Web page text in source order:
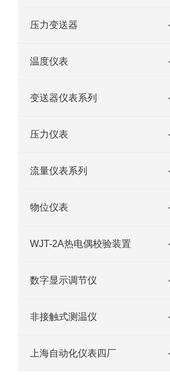
压力变送器
温度仪表
变送器仪表系列
压力仪表
流量仪表系列
物位仪表
WJT-2A热电偶校验装置
数字显示调节仪
非接触式测温仪
上海自动化仪表四厂